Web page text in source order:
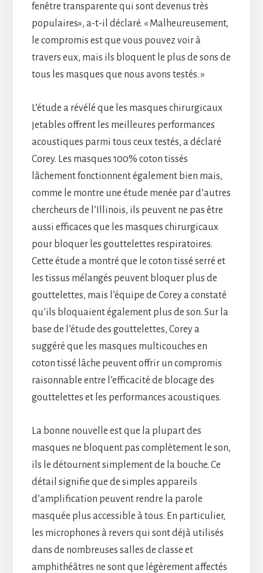
fenêtre transparente qui sont devenus très
populaires», a-t-il déclaré. « Malheureusement,
le compromis est que vous pouvez voir à
travers eux, mais ils bloquent le plus de sons de
tous les masques que nous avons testés. »
L’étude a révélé que les masques chirurgicaux
jetables offrent les meilleures performances
acoustiques parmi tous ceux testés, a déclaré
Corey. Les masques 100% coton tissés
lâchement fonctionnent également bien mais,
comme le montre une étude menée par d’autres
chercheurs de l’Illinois, ils peuvent ne pas être
aussi efficaces que les masques chirurgicaux
pour bloquer les gouttelettes respiratoires.
Cette étude a montré que le coton tissé serré et
les tissus mélangés peuvent bloquer plus de
gouttelettes, mais l’équipe de Corey a constaté
qu’ils bloquaient également plus de son. Sur la
base de l’étude des gouttelettes, Corey a
suggéré que les masques multicouches en
coton tissé lâche peuvent offrir un compromis
raisonnable entre l’efficacité de blocage des
gouttelettes et les performances acoustiques.
La bonne nouvelle est que la plupart des
masques ne bloquent pas complètement le son,
ils le détournent simplement de la bouche. Ce
détail signifie que de simples appareils
d’amplification peuvent rendre la parole
masquée plus accessible à tous. En particulier,
les microphones à revers qui sont déjà utilisés
dans de nombreuses salles de classe et
amphithéâtres ne sont que légèrement affectés